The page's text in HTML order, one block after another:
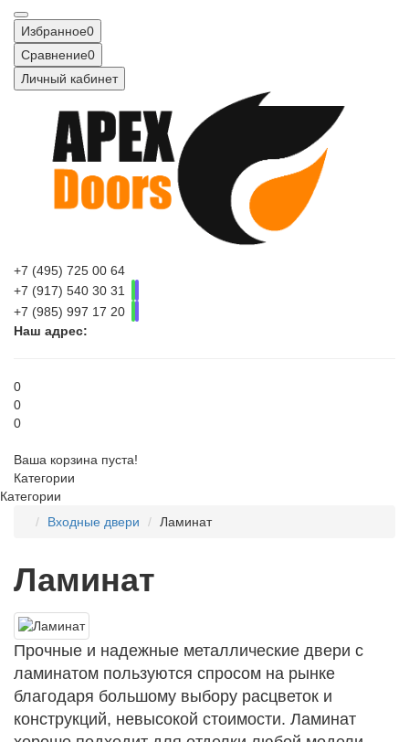
Избранное0
Сравнение0
Личный кабинет
+7 (495) 725 00 64
+7 (917) 540 30 31
+7 (985) 997 17 20
Наш адрес:
0
0
0
Ваша корзина пуста!
Категории
Категории
Входные двери
Ламинат
Ламинат
Прочные и надежные металлические двери с
ламинатом пользуются спросом на рынке
благодаря большому выбору расцветок и
конструкций, невысокой стоимости. Ламинат